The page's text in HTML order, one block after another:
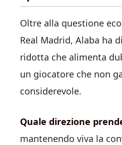
Oltre alla questione
Real Madrid, Alaba ha
ridotta che alimenta
un giocatore che non
considerevole.
Quale direzione
mantenendo viva la